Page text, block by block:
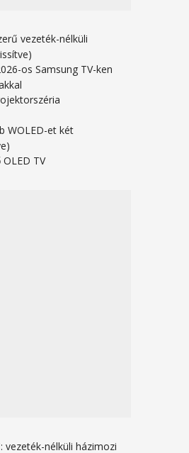
vezeték-nélküli
os Samsung TV-ken
WOLED-et két
TV
vezeték-nélküli házimozi